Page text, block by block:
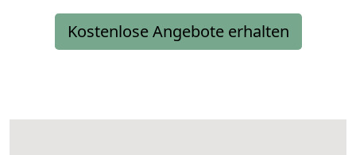
Kostenlose Angebote erhalten